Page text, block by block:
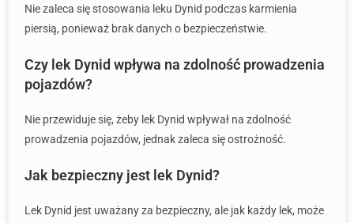
Nie zaleca się stosowania leku Dynid podczas karmienia
piersią, ponieważ brak danych o bezpieczeństwie.
Czy lek Dynid wpływa na zdolność prowadzenia
pojazdów?
Nie przewiduje się, żeby lek Dynid wpływał na zdolność
prowadzenia pojazdów, jednak zaleca się ostrożność.
Jak bezpieczny jest lek Dynid?
Lek Dynid jest uważany za bezpieczny, ale jak każdy lek, może